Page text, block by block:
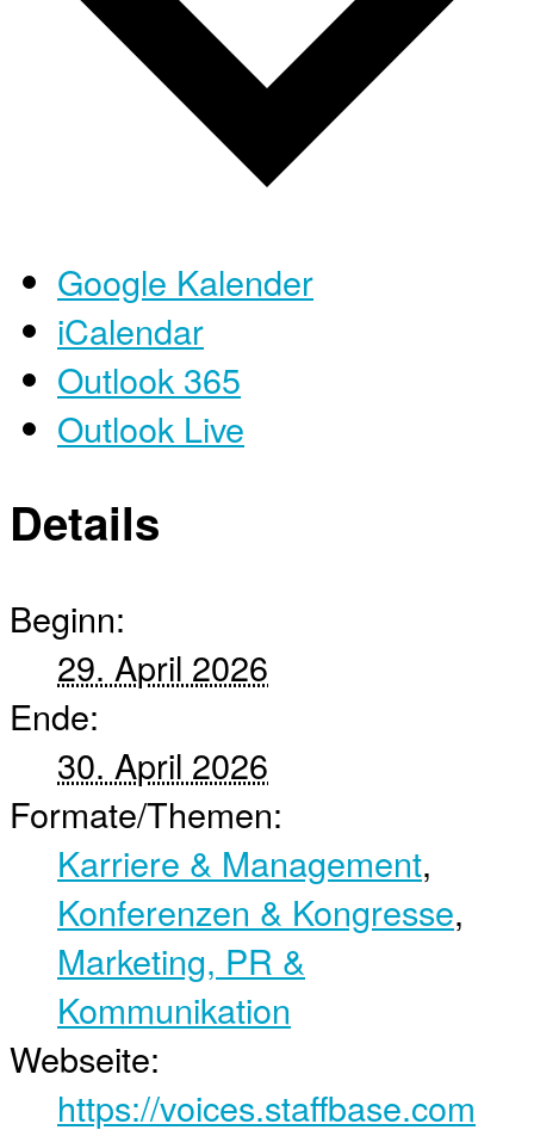
Google Kalender
iCalendar
Outlook 365
Outlook Live
Details
Beginn:
29. April 2026
Ende:
30. April 2026
Formate/Themen:
Karriere & Management,
Konferenzen & Kongresse,
Marketing, PR &
Kommunikation
Webseite:
https://voices.staffbase.com